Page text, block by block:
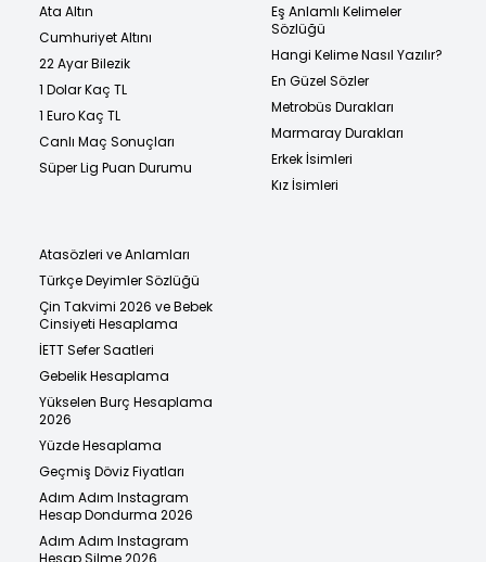
Ata Altın
Cumhuriyet Altını
22 Ayar Bilezik
1 Dolar Kaç TL
1 Euro Kaç TL
Canlı Maç Sonuçları
Süper Lig Puan Durumu
Eş Anlamlı Kelimeler
Sözlüğü
Hangi Kelime Nasıl Yazılır?
En Güzel Sözler
Metrobüs Durakları
Marmaray Durakları
Erkek İsimleri
Kız İsimleri
Atasözleri ve Anlamları
Türkçe Deyimler Sözlüğü
Çin Takvimi 2026 ve Bebek
Cinsiyeti Hesaplama
İETT Sefer Saatleri
Gebelik Hesaplama
Yükselen Burç Hesaplama
2026
Yüzde Hesaplama
Geçmiş Döviz Fiyatları
Adım Adım Instagram
Hesap Dondurma 2026
Adım Adım Instagram
Hesap Silme 2026